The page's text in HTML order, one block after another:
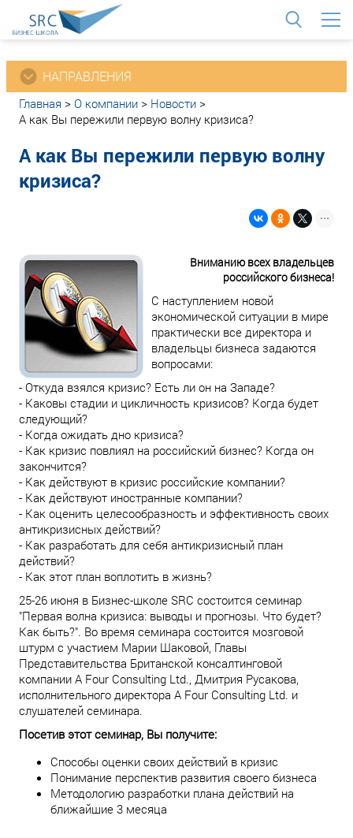
НАПРАВЛЕНИЯ
Главная > О компании > Новости >
А как Вы пережили первую волну кризиса?
А как Вы пережили первую волну
кризиса?
Вниманию всех владельцев
российского бизнеса!
С наступлением новой
экономической ситуации в мире
практически все директора и
владельцы бизнеса задаются
вопросами:
- Откуда взялся кризис? Есть ли он на Западе?
- Каковы стадии и цикличность кризисов? Когда будет
следующий?
- Когда ожидать дно кризиса?
- Как кризис повлиял на российский бизнес? Когда он
закончится?
- Как действуют в кризис российские компании?
- Как действуют иностранные компании?
- Как оценить целесообразность и эффективность своих
антикризисных действий?
- Как разработать для себя антикризисный план
действий?
- Как этот план воплотить в жизнь?
25-26 июня в Бизнес-школе SRC состоится семинар
"Первая волна кризиса: выводы и прогнозы. Что будет?
Как быть?". Во время семинара состоится мозговой
штурм с участием Марии Шаковой, Главы
Представительства Британской консалтинговой
компании A Four Consulting Ltd., Дмитрия Русакова,
исполнительного директора A Four Consulting Ltd. и
слушателей семинара.
Посетив этот семинар, Вы получите:
Способы оценки своих действий в кризис
Понимание перспектив развития своего бизнеса
Методологию разработки плана действий на
ближайшие 3 месяца